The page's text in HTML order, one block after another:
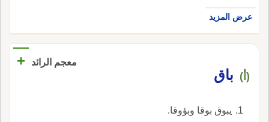
عرض المزيد
معجم الرائد +
(أ) باق
يبوق بوقا وبؤوقا.